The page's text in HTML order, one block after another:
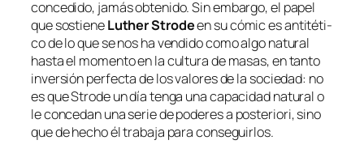
con­ce­di­do, ja­más ob­te­ni­do. Sin em­bar­go, el pa­pel
que sos­tie­neLuther Strodeen su có­mic es an­ti­té­ti­
co de lo que se nos ha ven­di­do co­mo al­go na­tu­ral
has­ta el mo­men­to en la cul­tu­ra de ma­sas, en tan­to
in­ver­sión per­fec­ta de los va­lo­res de la so­cie­dad: no
es que Strode un día ten­ga una ca­pa­ci­dad na­tu­ral o
le con­ce­dan una se­rie de po­de­resa pos­te­rio­ri, sino
que de he­cho él tra­ba­ja pa­ra conseguirlos.